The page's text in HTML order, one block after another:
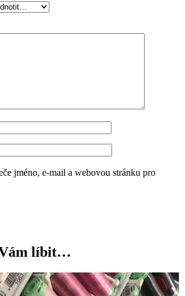
jméno, e-mail a webovou stránku pro
Vám líbit…